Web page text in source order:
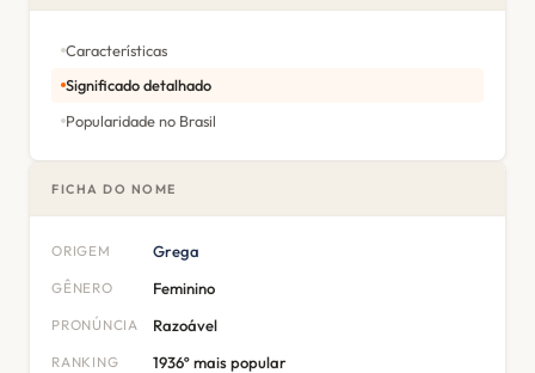
Características
Significado detalhado
Popularidade no Brasil
FICHA DO NOME
ORIGEM Grega
GÊNERO Feminino
PRONÚNCIA Razoável
RANKING 1936º mais popular